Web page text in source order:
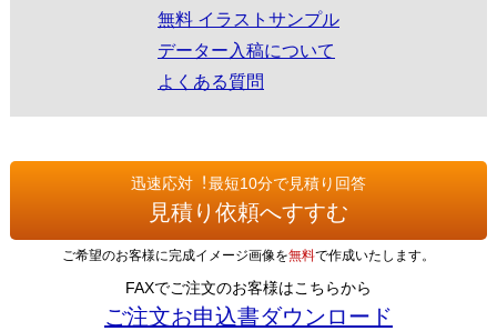
無料 イラストサンプル
データー入稿について
よくある質問
迅速応対︕最短10分で見積り回答
見積り依頼へすすむ
ご希望のお客様に完成イメージ画像を無料で作成いたします。
FAXでご注文のお客様はこちらから
ご注文お申込書ダウンロード